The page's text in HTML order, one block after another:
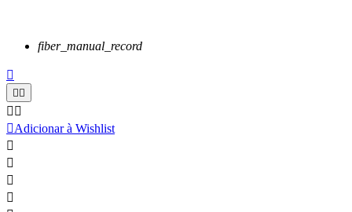
fiber_manual_record


 
Adicionar à Wishlist



